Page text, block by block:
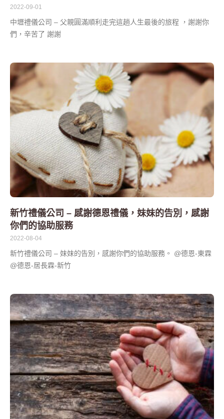
2022-09-01
中壢禮儀公司 – 父親圓滿順利走完這趟人生最後的旅程 ，謝謝你
們，辛苦了 謝謝
新竹禮儀公司 – 感謝德恩禮儀，妹妹的告別，感謝
你們的協助服務
2022-08-04
新竹禮儀公司 – 妹妹的告別，感謝你們的協助服務。 @德恩-東霖
@德恩-居長霖-新竹